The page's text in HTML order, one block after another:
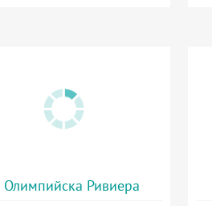
Олимпийска Ривиера